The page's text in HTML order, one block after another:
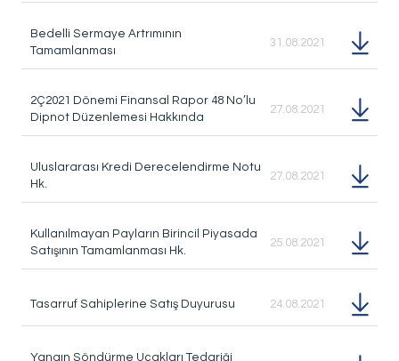
Bedelli Sermaye Artrımının
Tamamlanması
31.08.2021
2Ç2021 Dönemi Finansal Rapor 48 No’lu
Dipnot Düzenlemesi Hakkında
27.08.2021
Uluslararası Kredi Derecelendirme Notu
Hk.
27.08.2021
Kullanılmayan Payların Birincil Piyasada
Satışının Tamamlanması Hk.
25.08.2021
Tasarruf Sahiplerine Satış Duyurusu 24.08.2021
Yangın Söndürme Uçakları Tedariği